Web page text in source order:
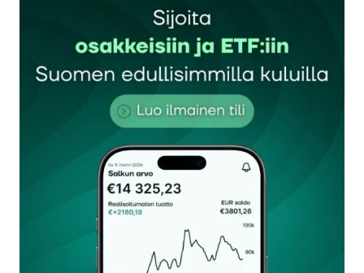
Elisan vuosikertomus on surullista luettavaa. Lähes
100 sivua tarkkaa analyysiä menneisyydestä. Ei
sanaakaan tulevaisuuden visiosta tai kasvusta. Nyt
kasvua, paljonko kasvuun ollaan panostamassa?
28.10.2025 at 11:36